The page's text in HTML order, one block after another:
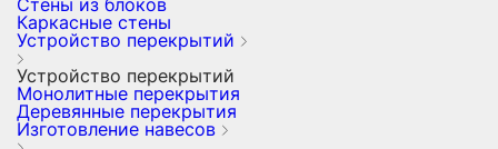
Стены из блоков
Каркасные стены
Устройство перекрытий
Устройство перекрытий
Монолитные перекрытия
Деревянные перекрытия
Изготовление навесов